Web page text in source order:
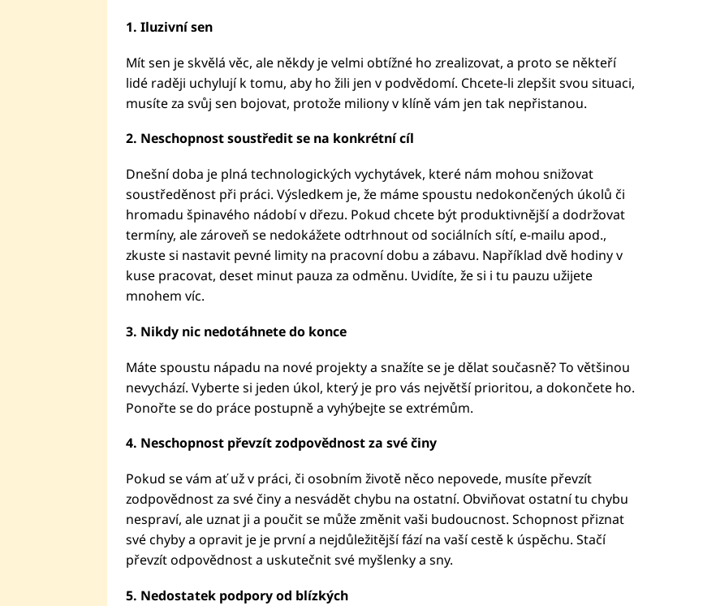
1. Iluzivní sen
Mít sen je skvělá věc, ale někdy je velmi obtížné ho zrealizovat, a proto se někteří
lidé raději uchylují k tomu, aby ho žili jen v podvědomí. Chcete-li zlepšit svou situaci,
musíte za svůj sen bojovat, protože miliony v klíně vám jen tak nepřistanou.
2. Neschopnost soustředit se na konkrétní cíl
Dnešní doba je plná technologických vychytávek, které nám mohou snižovat
soustředěnost při práci. Výsledkem je, že máme spoustu nedokončených úkolů či
hromadu špinavého nádobí v dřezu. Pokud chcete být produktivnější a dodržovat
termíny, ale zároveň se nedokážete odtrhnout od sociálních sítí, e-mailu apod.,
zkuste si nastavit pevné limity na pracovní dobu a zábavu. Například dvě hodiny v
kuse pracovat, deset minut pauza za odměnu. Uvidíte, že si i tu pauzu užijete
mnohem víc.
3. Nikdy nic nedotáhnete do konce
Máte spoustu nápadu na nové projekty a snažíte se je dělat současně? To většinou
nevychází. Vyberte si jeden úkol, který je pro vás největší prioritou, a dokončete ho.
Ponořte se do práce postupně a vyhýbejte se extrémům.
4. Neschopnost převzít zodpovědnost za své činy
Pokud se vám ať už v práci, či osobním životě něco nepovede, musíte převzít
zodpovědnost za své činy a nesvádět chybu na ostatní. Obviňovat ostatní tu chybu
nespraví, ale uznat ji a poučit se může změnit vaši budoucnost. Schopnost přiznat
své chyby a opravit je je první a nejdůležitější fází na vaší cestě k úspěchu. Stačí
převzít odpovědnost a uskutečnit své myšlenky a sny.
5. Nedostatek podpory od blízkých